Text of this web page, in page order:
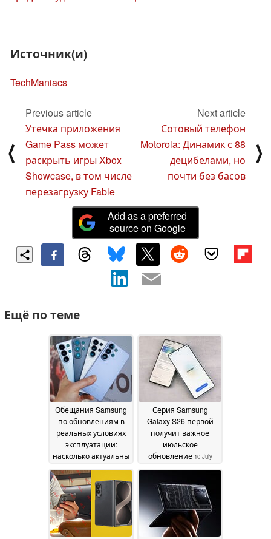
Источник(и)
TechManiacs
⟨
Previous article
Утечка приложения
Game Pass может
раскрыть игры Xbox
Showcase, в том числе
перезагрузку Fable
Next article
Сотовый телефон
Motorola: Динамик с 88
децибелами, но
почти без басов
⟩
Add as a preferred
source on Google
Ещё по теме
Обещания Samsung
по обновлениям в
реальных условиях
эксплуатации:
насколько актуальны
смартфоны?30 July
2026
Серия Samsung
Galaxy S26 первой
получит важное
июльское
обновление 10 July
2026